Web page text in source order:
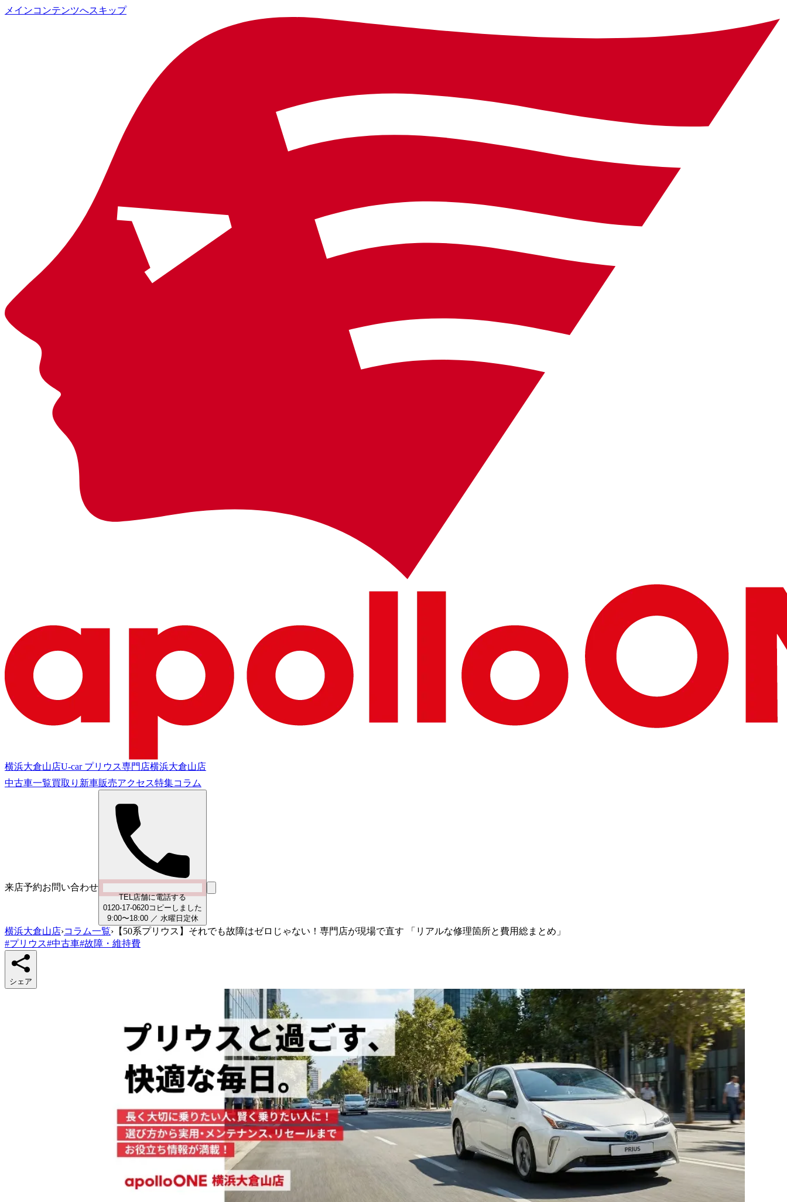
メインコンテンツへスキップ
横浜大倉山店U-car プリウス専門店横浜大倉山店
中古車一覧買取り 新車販売アクセス特集コラム
来店予約お問い合わせ
TEL店舗に電話する
0120-17-0620コピーしました
9:00〜18:00／ 水曜日 定休
横浜大倉山店›コラム一覧› 【50系プリウス】それでも故障はゼロじゃない！専門店が現場で直す 「リアルな修理箇所と費用総まとめ」
#プリウス#中古車#故障・維持費
シェア